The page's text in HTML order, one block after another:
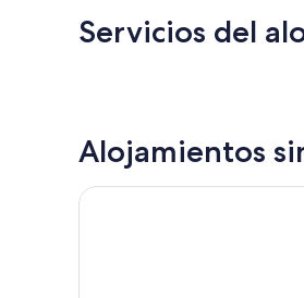
Servicios del
Alojamientos
Blue Coral Vashafaru